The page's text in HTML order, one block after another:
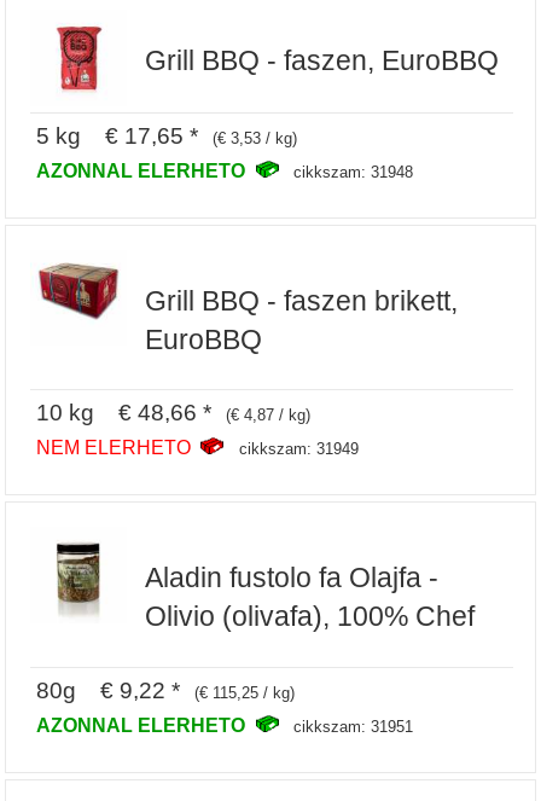
Grill BBQ - faszen, EuroBBQ
5 kg € 17,65 * (€ 3,53 / kg)
AZONNAL ELERHETO cikkszam: 31948
Grill BBQ - faszen brikett,
EuroBBQ
10 kg € 48,66 * (€ 4,87 / kg)
NEM ELERHETO cikkszam: 31949
Aladin fustolo fa Olajfa -
Olivio (olivafa), 100% Chef
80g € 9,22 * (€ 115,25 / kg)
AZONNAL ELERHETO cikkszam: 31951